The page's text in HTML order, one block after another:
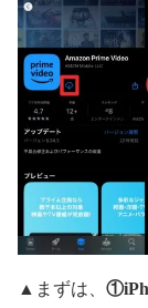
▲まずは、